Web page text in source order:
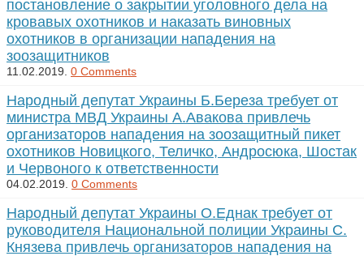
постановление о закрытии уголовного дела на
кровавых охотников и наказать виновных
охотников в организации нападения на
зоозащитников
11.02.2019. 0 Comments
Народный депутат Украины Б.Береза требует от
министра МВД Украины А.Авакова привлечь
организаторов нападения на зоозащитный пикет
охотников Новицкого, Теличко, Андросюка, Шостак
и Червоного к ответственности
04.02.2019. 0 Comments
Народный депутат Украины О.Еднак требует от
руководителя Национальной полиции Украины С.
Князева привлечь организаторов нападения на